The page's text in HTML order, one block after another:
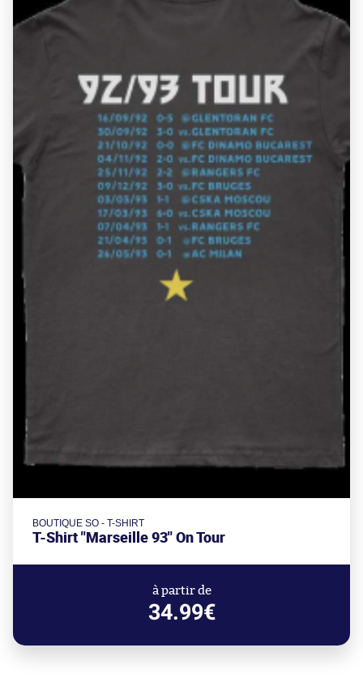
BOUTIQUE SO - T-SHIRT
T-Shirt "Marseille 93" On Tour
à partir de
34.99€